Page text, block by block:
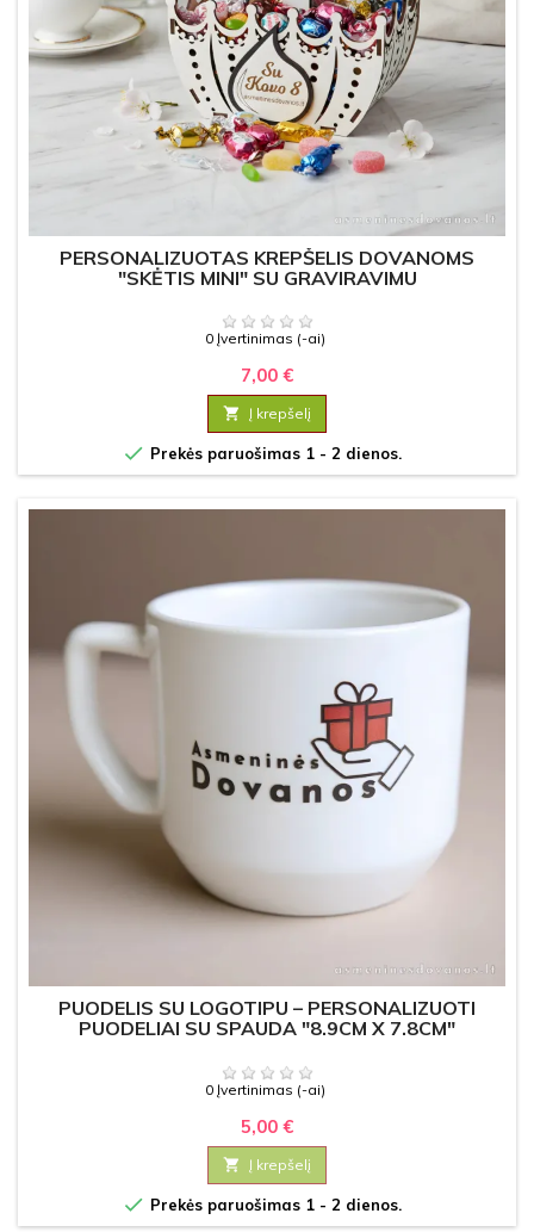
PERSONALIZUOTAS KREPŠELIS DOVANOMS
"SKĖTIS MINI" SU GRAVIRAVIMU
0 Įvertinimas (-ai)
7,00 €
 Į krepšelį
 Prekės paruošimas 1 - 2 dienos.
PUODELIS SU LOGOTIPU – PERSONALIZUOTI
PUODELIAI SU SPAUDA "8.9CM X 7.8CM"
0 Įvertinimas (-ai)
5,00 €
 Į krepšelį
 Prekės paruošimas 1 - 2 dienos.